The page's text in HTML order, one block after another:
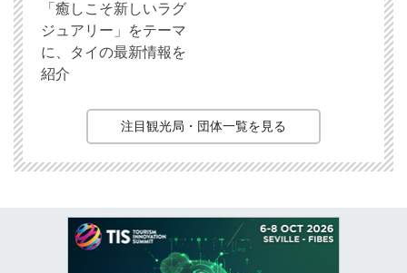
「癒しこそ新しいラグ
ジュアリー」をテーマ
に、タイの最新情報を
紹介
注目観光局・団体一覧を見る